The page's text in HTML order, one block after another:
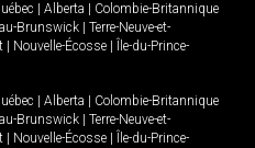
Alberta
Colombie-Britannique
Brunswick
Terre-Neuve-et-
Nouvelle-Écosse
Île-du-Prince-
Alberta
Colombie-Britannique
Brunswick
Terre-Neuve-et-
Nouvelle-Écosse
Île-du-Prince-